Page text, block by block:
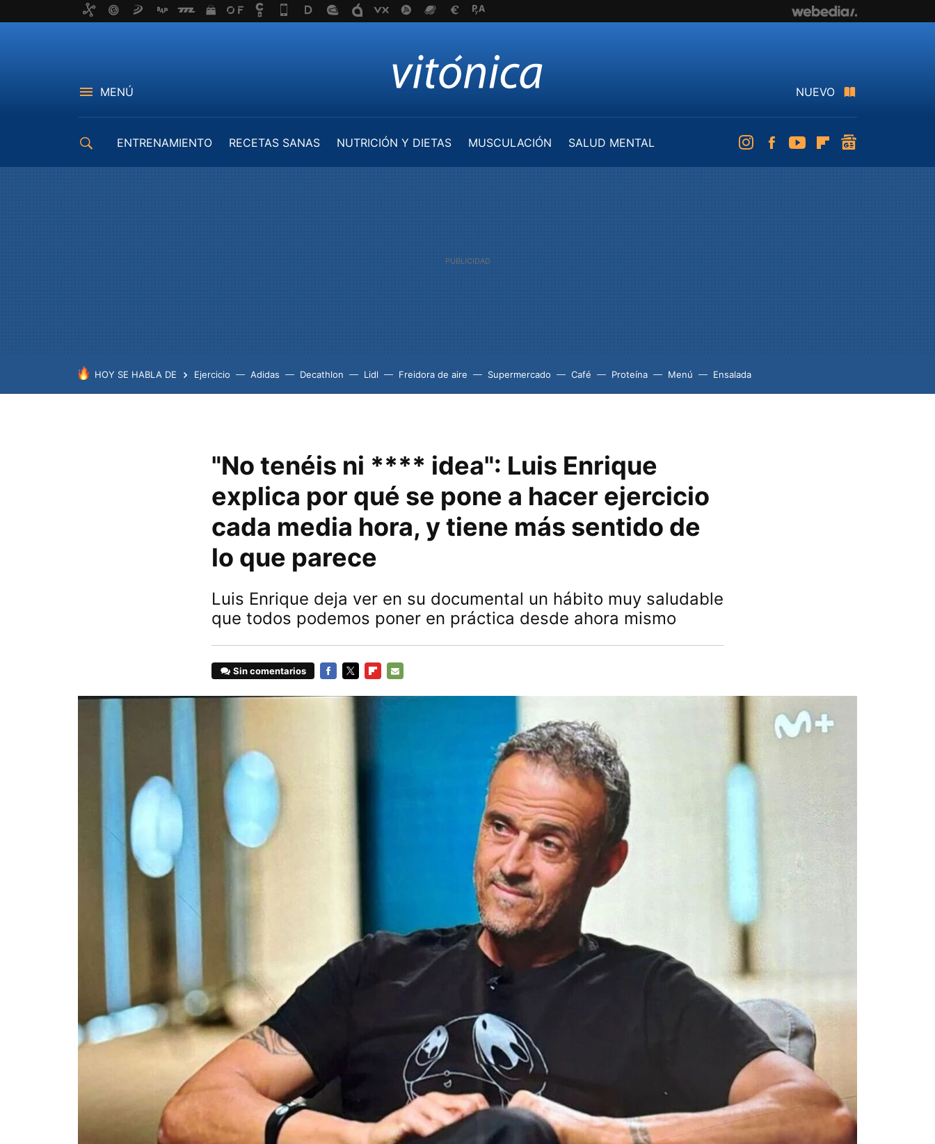
MENÚ NUEVO
ENTRENAMIENTO RECETAS SANAS NUTRICIÓN Y DIETAS MUSCULACIÓN
SALUD MENTAL
InstagramFacebookYoutubeFlipboard
HOY SE HABLA DE Ejercicio Adidas Decathlon Lidl Freidora de aire Supermercado Café Proteína Menú Ensalada
"No tenéis ni **** idea": Luis Enrique
explica por qué se pone a hacer ejercicio
cada media hora, y tiene más sentido de
lo que parece
Luis Enrique deja ver en su documental un hábito muy saludable
que todos podemos poner en práctica desde ahora mismo
Sin comentarios